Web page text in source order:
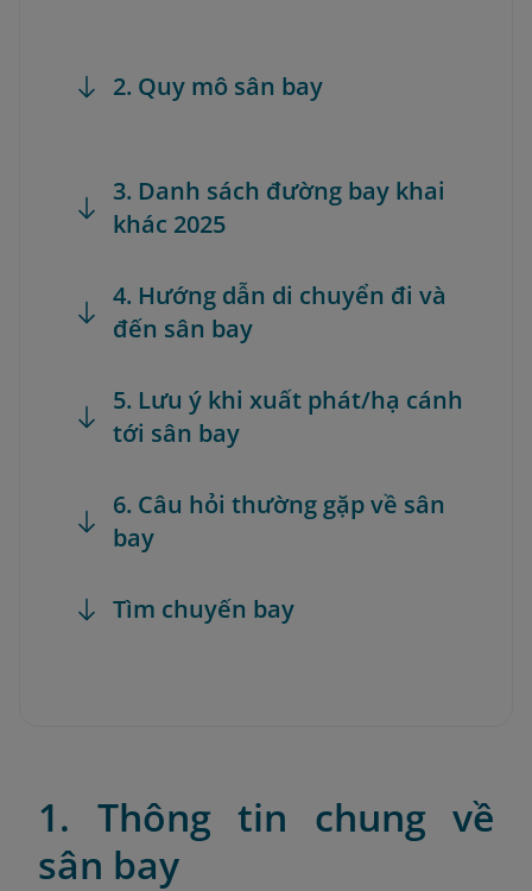
2. Quy mô sân bay
3. Danh sách đường bay khai
khác 2025
4. Hướng dẫn di chuyển đi và
đến sân bay
5. Lưu ý khi xuất phát/hạ cánh
tới sân bay
6. Câu hỏi thường gặp về sân
bay
Tìm chuyến bay
1. Thông tin chung về
sân bay